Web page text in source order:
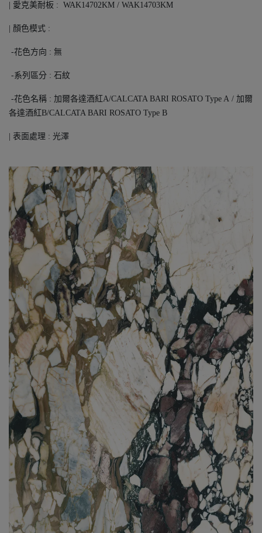
| 愛克美耐板 : WAK14702KM / WAK14703KM
| 顏色模式 :
-花色方向 : 無
-系列區分 : 石紋
-花色名稱 : 加爾各達酒紅A/CALCATA BARI ROSATO Type A / 加爾
各達酒紅B/CALCATA BARI ROSATO Type B
| 表面處理 : 光澤